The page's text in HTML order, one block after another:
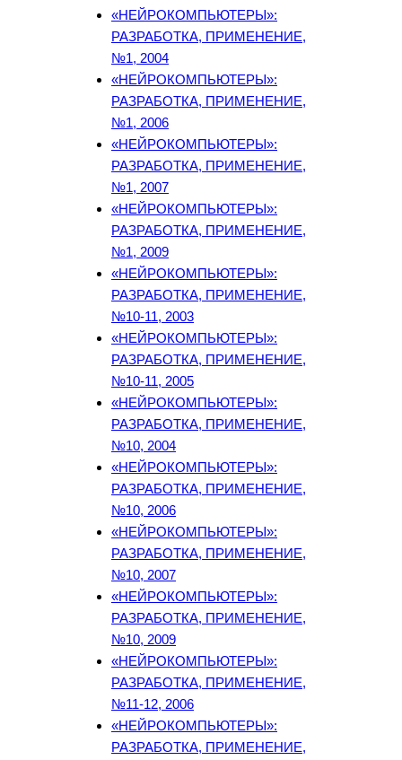
«НЕЙРОКОМПЬЮТЕРЫ»:
РАЗРАБОТКА, ПРИМЕНЕНИЕ,
№1, 2004
«НЕЙРОКОМПЬЮТЕРЫ»:
РАЗРАБОТКА, ПРИМЕНЕНИЕ,
№1, 2006
«НЕЙРОКОМПЬЮТЕРЫ»:
РАЗРАБОТКА, ПРИМЕНЕНИЕ,
№1, 2007
«НЕЙРОКОМПЬЮТЕРЫ»:
РАЗРАБОТКА, ПРИМЕНЕНИЕ,
№1, 2009
«НЕЙРОКОМПЬЮТЕРЫ»:
РАЗРАБОТКА, ПРИМЕНЕНИЕ,
№10-11, 2003
«НЕЙРОКОМПЬЮТЕРЫ»:
РАЗРАБОТКА, ПРИМЕНЕНИЕ,
№10-11, 2005
«НЕЙРОКОМПЬЮТЕРЫ»:
РАЗРАБОТКА, ПРИМЕНЕНИЕ,
№10, 2004
«НЕЙРОКОМПЬЮТЕРЫ»:
РАЗРАБОТКА, ПРИМЕНЕНИЕ,
№10, 2006
«НЕЙРОКОМПЬЮТЕРЫ»:
РАЗРАБОТКА, ПРИМЕНЕНИЕ,
№10, 2007
«НЕЙРОКОМПЬЮТЕРЫ»:
РАЗРАБОТКА, ПРИМЕНЕНИЕ,
№10, 2009
«НЕЙРОКОМПЬЮТЕРЫ»:
РАЗРАБОТКА, ПРИМЕНЕНИЕ,
№11-12, 2006
«НЕЙРОКОМПЬЮТЕРЫ»:
РАЗРАБОТКА, ПРИМЕНЕНИЕ,